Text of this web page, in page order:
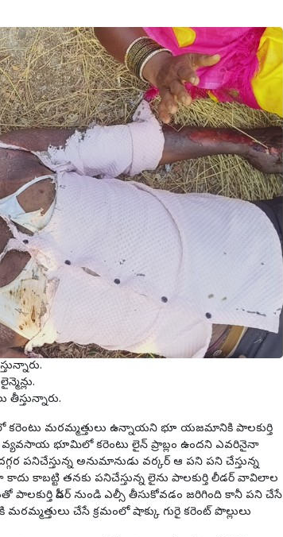
తీస్తున్నారు.
మరమ్మత్తులు ఉన్నాయని భూ యజమానికి పాలకుర్తి
భూమిలో కరెంటు లైన్ ప్రాబ్లం ఉందని ఎవరినైనా
పనిచేస్తున్న అనుమానుడు వర్కర్ ఆ పని పని చేస్తున్న
కాబట్టి తనకు పనిచేస్తున్న లైను పాలకుర్తి లీడర్ వావిలాల
పీడర్ నుండి ఎల్సీ తీసుకోవడం జరిగింది కానీ పని చేసే
చేసే క్రమంలో షాక్కు గురై కరెంట్ పొల్లులు